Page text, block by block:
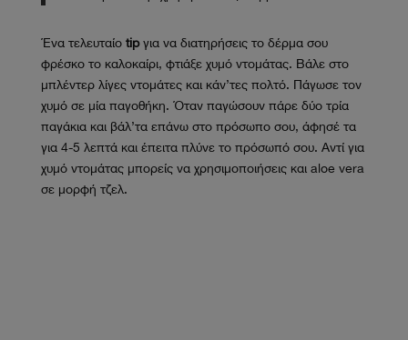
Ένα τελευταίο tipγια να διατηρήσεις το δέρμα σου
φρέσκο το καλοκαίρι, φτιάξε χυμό ντομάτας. Βάλε στο
μπλέντερ λίγες ντομάτες και κάν’τες πολτό. Πάγωσε τον
χυμό σε μία παγοθήκη. Όταν παγώσουν πάρε δύο τρία
παγάκια και βάλ’τα επάνω στο πρόσωπο σου, άφησέ τα
για 4-5 λεπτά και έπειτα πλύνε το πρόσωπό σου. Αντί για
χυμό ντομάτας μπορείς να χρησιμοποιήσεις και aloe vera
σε μορφή τζελ.